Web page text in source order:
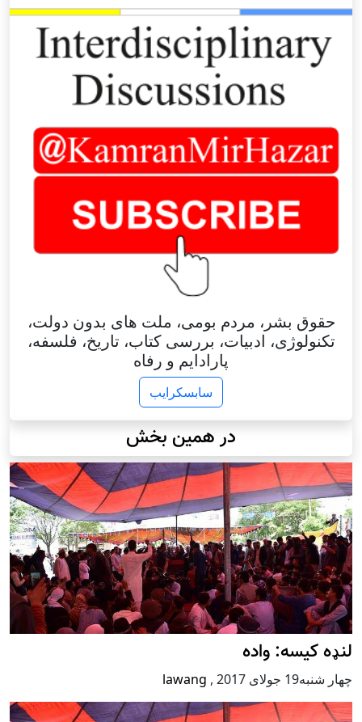
حقوق بشر، مردم بومی، ملت های بدون دولت،
تکنولوژی، ادبیات، بررسی کتاب، تاریخ، فلسفه،
پارادایم و رفاه
سابسکرایب
در همین بخش
لنډه کیسه: واده
چهار شنبه19 جولای 2017 ,
lawang